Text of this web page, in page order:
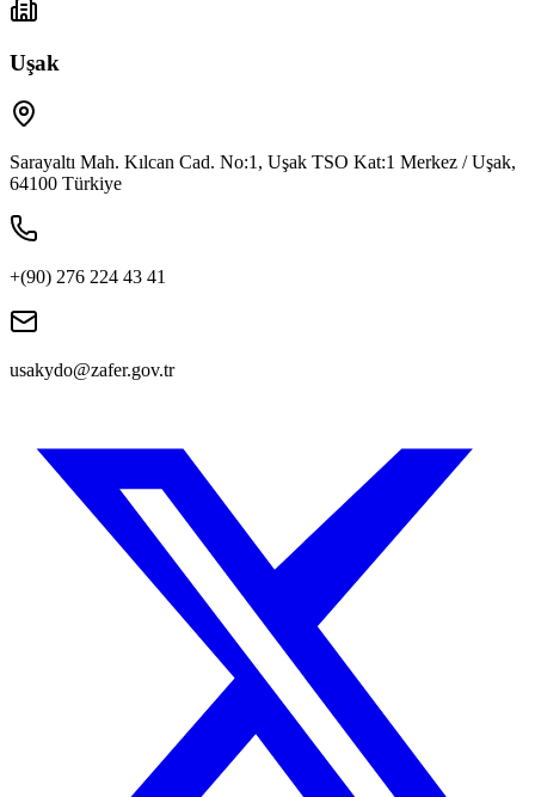
Uşak
Sarayaltı Mah. Kılcan Cad. No:1, Uşak TSO Kat:1 Merkez / Uşak,
64100 Türkiye
+(90) 276 224 43 41
usakydo@zafer.gov.tr